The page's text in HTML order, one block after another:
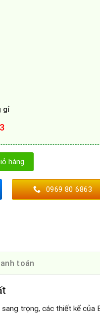
gỉ
số lượng
hàng
0969 80 6863
toán
trọng, các thiết kế của